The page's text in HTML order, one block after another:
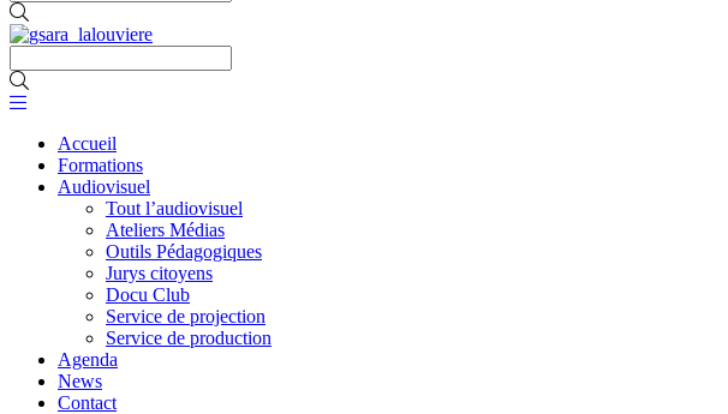
Accueil
Formations
Audiovisuel
Tout l’audiovisuel
Ateliers Médias
Outils Pédagogiques
Jurys citoyens
Docu Club
Service de projection
Service de production
Agenda
News
Contact